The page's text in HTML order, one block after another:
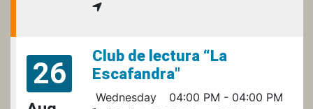
26
Club de lectura “La
Escafandra"
Wednesday
04:00 PM - 04:00 PM